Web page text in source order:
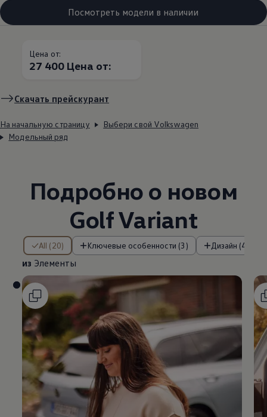
Посмотреть модели в наличии
Цена от:
27 400 Цена от:
Скачать прейскурант
На начальную страницу
Выбери свой Volkswagen
Модельный ряд
Подробно о новом
Golf Variant
All (20) Ключевые особенности (3) Дизайн (4)
из Элементы
из Элементы